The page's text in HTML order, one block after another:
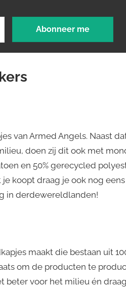
van Armed Angels. Naast
doen zij dit ook met
en 50% gerecycled
koopt draag je ook nog
in derdewereldlanden!
maakt die bestaan uit
om de producten te
beter voor het milieu én